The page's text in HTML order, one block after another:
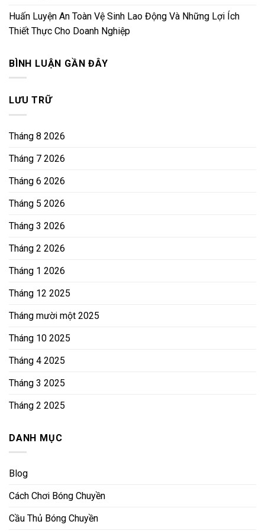
Huấn Luyện An Toàn Vệ Sinh Lao Động Và Những Lợi Ích
Thiết Thực Cho Doanh Nghiệp
BÌNH LUẬN GẦN ĐÂY
LƯU TRỮ
Tháng 8 2026
Tháng 7 2026
Tháng 6 2026
Tháng 5 2026
Tháng 3 2026
Tháng 2 2026
Tháng 1 2026
Tháng 12 2025
Tháng mười một 2025
Tháng 10 2025
Tháng 4 2025
Tháng 3 2025
Tháng 2 2025
DANH MỤC
Blog
Cách Chơi Bóng Chuyền
Cầu Thủ Bóng Chuyền